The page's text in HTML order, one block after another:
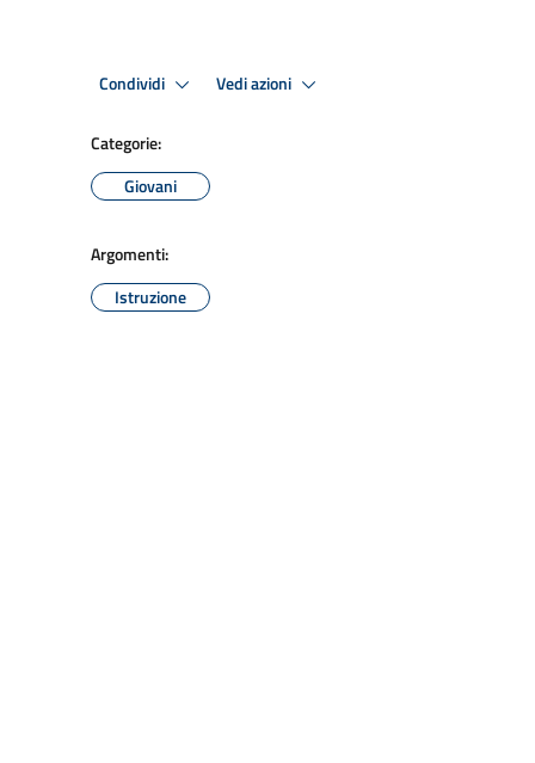
Condividi Vedi azioni
Categorie:
Giovani
Argomenti:
Istruzione